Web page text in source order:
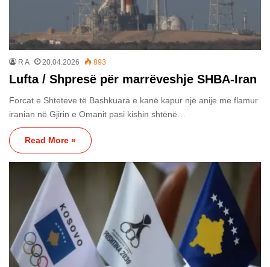
R A 20.04.2026 893
Lufta / Shpresë për marrëveshje SHBA-Iran
Forcat e Shteteve të Bashkuara e kanë kapur një anije me flamur
iranian në Gjirin e Omanit pasi kishin shtënë…
Read More »